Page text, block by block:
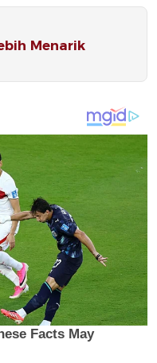
Menarik